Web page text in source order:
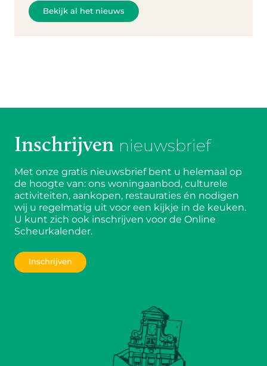
Bekijk al het nieuws
Inschrijven nieuwsbrief
Met onze gratis nieuwsbrief bent u helemaal op
de hoogte van: ons woningaanbod, culturele
activiteiten, aankopen, restauraties én nodigen
wij u regelmatig uit voor een kijkje in de keuken.
U kunt zich ook inschrijven voor de Online
Scheurkalender.
Inschrijven